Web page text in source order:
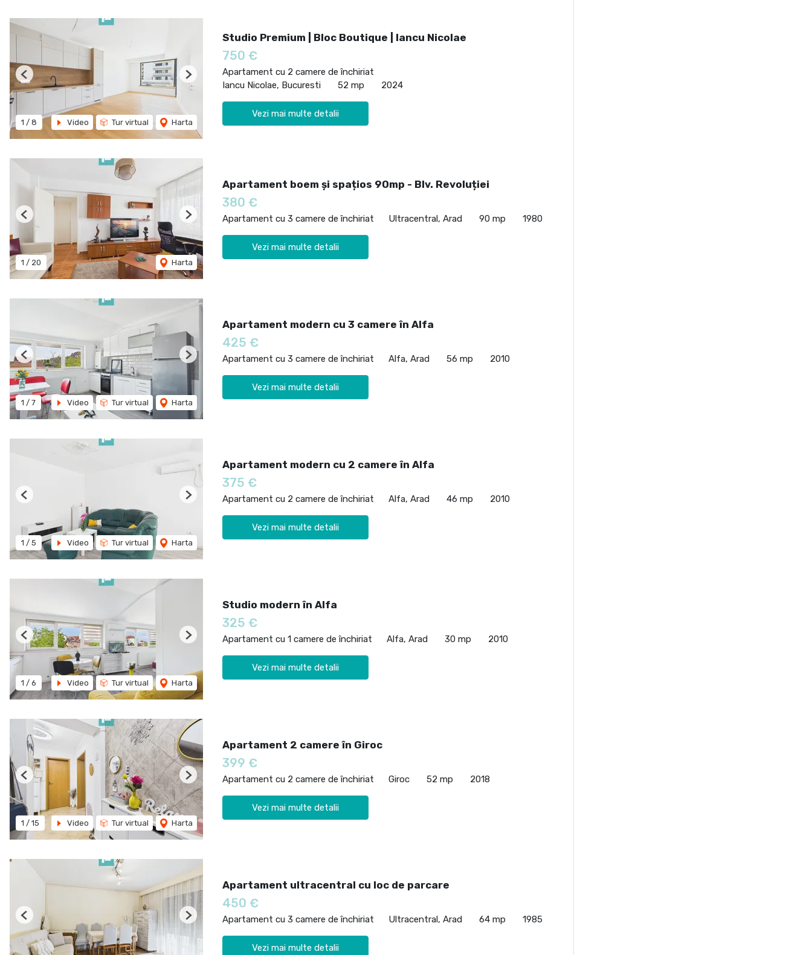
1 / 8 Video Tur virtual Harta
Previous Next
Studio Premium | Bloc Boutique | Iancu Nicolae
750 €
Apartament cu 2 camere de închiriat
Iancu Nicolae, Bucuresti
52 mp 2024
Vezi mai multe detalii
1 / 20 Harta
Previous Next
Apartament boem și spațios 90mp - Blv. Revoluției
380 €
Apartament cu 3 camere de închiriat Ultracentral, Arad 90 mp 1980
Vezi mai multe detalii
1 / 7 Video Tur virtual Harta
Previous Next
Apartament modern cu 3 camere în Alfa
425 €
Apartament cu 3 camere de închiriat Alfa, Arad 56 mp 2010
Vezi mai multe detalii
1 / 5 Video Tur virtual Harta
Previous Next
Apartament modern cu 2 camere în Alfa
375 €
Apartament cu 2 camere de închiriat Alfa, Arad 46 mp 2010
Vezi mai multe detalii
1 / 6 Video Tur virtual Harta
Previous Next
Studio modern în Alfa
325 €
Apartament cu 1 camere de închiriat Alfa, Arad 30 mp 2010
Vezi mai multe detalii
1 / 15 Video Tur virtual Harta
Previous Next
Apartament 2 camere în Giroc
399 €
Apartament cu 2 camere de închiriat Giroc 52 mp 2018
Vezi mai multe detalii
Previous Next
Apartament ultracentral cu loc de parcare
450 €
Apartament cu 3 camere de închiriat Ultracentral, Arad 64 mp 1985
Vezi mai multe detalii